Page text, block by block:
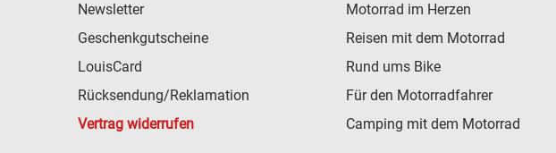
Newsletter
Geschenkgutscheine
LouisCard
Rücksendung/Reklamation
Vertrag widerrufen
Motorrad im Herzen
Reisen mit dem Motorrad
Rund ums Bike
Für den Motorradfahrer
Camping mit dem Motorrad